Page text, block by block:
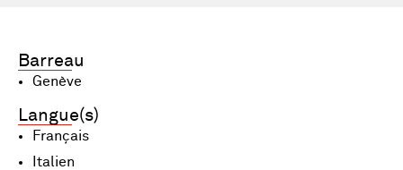
Barreau
Genève
Langue(s)
Français
Italien